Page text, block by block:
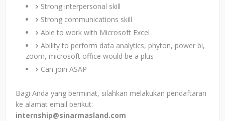
Strong interpersonal skill
Strong communications skill
Able to work with Microsoft Excel
Ability to perform data analytics, phyton, power bi,
zoom, microsoft office would be a plus
Can join ASAP
Bagi Anda yang berminat, silahkan melakukan pendaftaran
ke alamat email berikut:
internship@sinarmasland.com